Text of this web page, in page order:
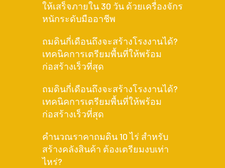
ให้เสร็จภายใน 30 วัน ด้วยเครื่องจักร
หนักระดับมืออาชีพ
ถมดินกี่เดือนถึงจะสร้างโรงงานได้?
เทคนิคการเตรียมพื้นที่ให้พร้อม
ก่อสร้างเร็วที่สุด
ถมดินกี่เดือนถึงจะสร้างโรงงานได้?
เทคนิคการเตรียมพื้นที่ให้พร้อม
ก่อสร้างเร็วที่สุด
คำนวณราคาถมดิน 10 ไร่ สำหรับ
สร้างคลังสินค้า ต้องเตรียมงบเท่า
ไหร่?